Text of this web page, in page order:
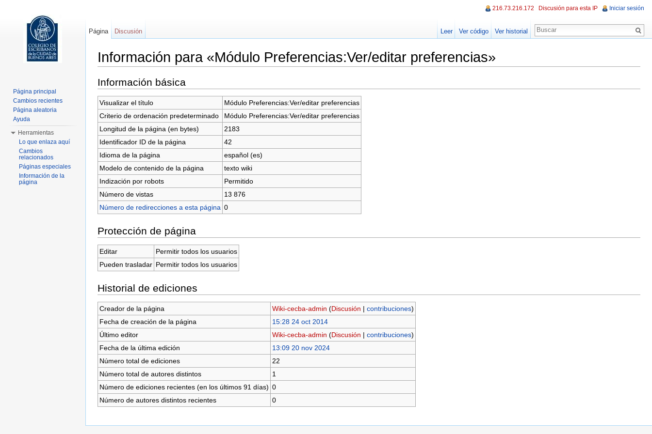
Información para «Módulo Preferencias:Ver/editar preferencias»
Información básica
Visualizar el título
Módulo Preferencias:Ver/editar preferencias
Criterio de ordenación predeterminado
Módulo Preferencias:Ver/editar preferencias
Longitud de la página (en bytes)
2183
Identificador ID de la página
42
Idioma de la página
español (es)
Modelo de contenido de la página
texto wiki
Indización por robots
Permitido
Número de vistas
13 876
Número de redirecciones a esta página 0
Protección de página
Editar
Permitir todos los usuarios
Pueden trasladar Permitir todos los usuarios
Historial de ediciones
Creador de la página Wiki-cecba-admin (Discusión | contribuciones)
Fecha de creación de la página
15:28 24 oct 2014
Último editor
Wiki-cecba-admin (Discusión | contribuciones)
Fecha de la última edición
13:09 20 nov 2024
Número total de ediciones
22
Número total de autores distintos
1
Número de ediciones recientes (en los últimos 91 días) 0
Número de autores distintos recientes
0
216.73.216.172 Discusión para esta IP Iniciar sesión
Página Discusión Leer Ver código Ver historial
Página principal
Cambios recientes
Página aleatoria
Ayuda
Herramientas
Lo que enlaza aquí
Cambios
relacionados
Páginas especiales
Información de la
página